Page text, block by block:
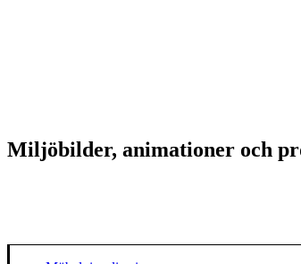
Miljöbilder, animationer och